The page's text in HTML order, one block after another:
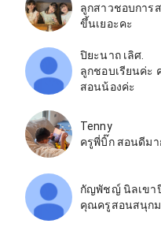
ลูกสาวชอบการ
ขึ้นเยอะคะ
ปิยะนาถ เลิศ.
ลูกชอบเรียนค่ะ
สอนน้องค่ะ
Tenny
ครูพี่บิ๊ก สอนดีม
กัญพัชญ์ นิลเขา
คุณครูสอนสนุกม